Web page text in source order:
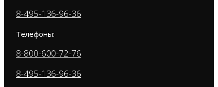
8-495-136-96-36
Телефоны:
8-800-600-72-76
8-495-136-96-36